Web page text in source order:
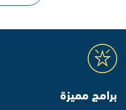
برامج مميزة